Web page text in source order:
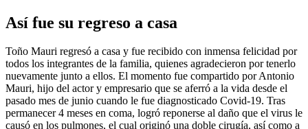
Así fue su regreso a casa
Toño Mauri regresó a casa y fue recibido con inmensa felicidad por
todos los integrantes de la familia, quienes agradecieron por tenerlo
nuevamente junto a ellos. El momento fue compartido por Antonio
Mauri, hijo del actor y empresario que se aferró a la vida desde el
pasado mes de junio cuando le fue diagnosticado Covid-19. Tras
permanecer 4 meses en coma, logró reponerse al daño que el virus le
causó en los pulmones, el cual originó una doble cirugía, así como a